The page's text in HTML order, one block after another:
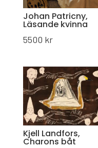
Johan Patricny,
Läsande kvinna
5500 kr
Kjell Landfors,
Charons båt